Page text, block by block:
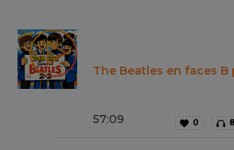
The Beatles en faces B
57:09 0